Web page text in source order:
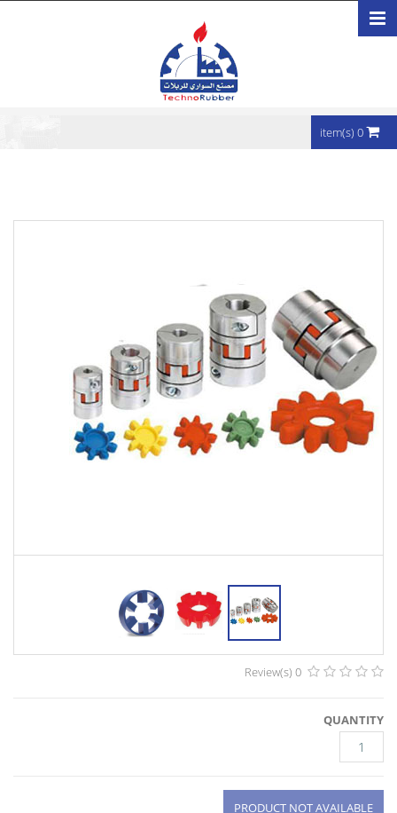
تجاوز إلى المحتوى الرئيسي
0 item(s)
0 Review(s)